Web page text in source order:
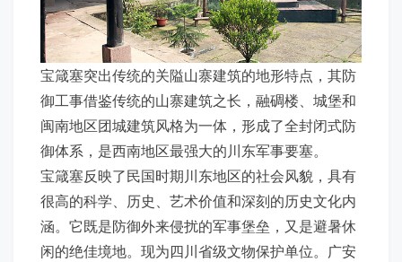
宝箴塞突出传统的关隘山寨建筑的地形特点，其防
御工事借鉴传统的山寨建筑之长，融碉楼、城堡和
闽南地区团城建筑风格为一体，形成了全封闭式防
御体系，是西南地区最强大的川东军事要塞。
宝箴塞反映了民国时期川东地区的社会风貌，具有
很高的科学、历史、艺术价值和深刻的历史文化内
涵。它既是防御外来侵扰的军事堡垒，又是避暑休
闲的绝佳境地。现为四川省级文物保护单位。广安